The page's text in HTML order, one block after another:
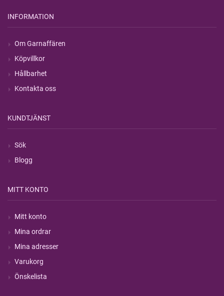
INFORMATION
Om Garnaffären
Köpvillkor
Hållbarhet
Kontakta oss
KUNDTJÄNST
Sök
Blogg
MITT KONTO
Mitt konto
Mina ordrar
Mina adresser
Varukorg
Önskelista